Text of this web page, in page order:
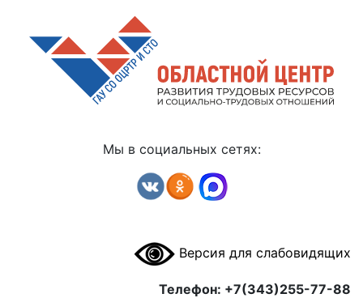
Мы в социальных сетях:
Версия для слабовидящих
Телефон: +7(343)255-77-88